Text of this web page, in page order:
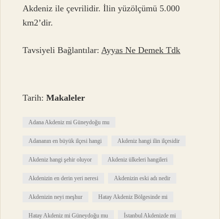
Akdeniz ile çevrilidir. İlin yüzölçümü 5.000
km2’dir.
Tavsiyeli Bağlantılar: Ayyas Ne Demek Tdk
Tarih:Makaleler
Adana Akdeniz mi Güneydoğu mu
Adananın en büyük ilçesi hangi Akdeniz hangi ilin ilçesidir
Akdeniz hangi şehir oluyor Akdeniz ülkeleri hangileri
Akdenizin en derin yeri neresi Akdenizin eski adı nedir
Akdenizin neyi meşhur Hatay Akdeniz Bölgesinde mi
Hatay Akdeniz mi Güneydoğu mu İstanbul Akdenizde mi